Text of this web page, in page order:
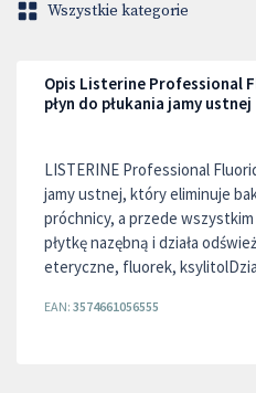
Wszystkie kategorie
Opis Listerine Professional
płyn do płukania jamy ustnej
LISTERINE Professional
jamy ustnej, który eliminuje
próchnicy, a przede
płytkę nazębną i działa
eteryczne, fluorek,
EAN: 3574661056555